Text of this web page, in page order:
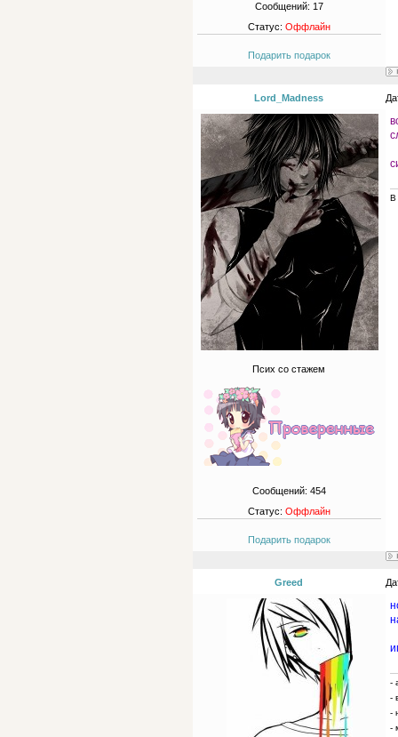
Сообщений: 17
Статус: Оффлайн
Подарить подарок
Lord_Madness
Псих со стажем
Сообщений: 454
Статус: Оффлайн
Подарить подарок
В
Greed
-
-
-
-